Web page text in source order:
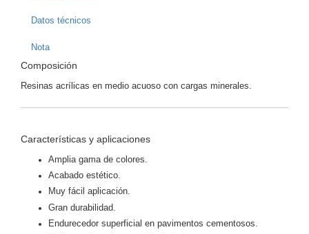
Datos técnicos
Nota
Composición
Resinas acrílicas en medio acuoso con cargas minerales.
Características y aplicaciones
Amplia gama de colores.
Acabado estético.
Muy fácil aplicación.
Gran durabilidad.
Endurecedor superficial en pavimentos cementosos.